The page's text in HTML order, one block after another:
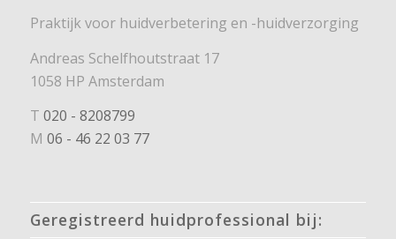
Praktijk voor huidverbetering en -huidverzorging
Andreas Schelfhoutstraat 17
1058 HP Amsterdam
T 020 - 8208799
M 06 - 46 22 03 77
Geregistreerd huidprofessional bij: